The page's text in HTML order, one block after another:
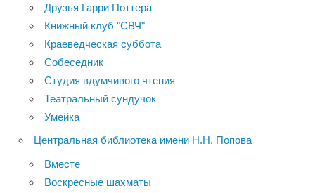
Друзья Гарри Поттера
Книжный клуб "СВЧ"
Краеведческая суббота
Собеседник
Студия вдумчивого чтения
Театральный сундучок
Умейка
Центральная библиотека имени Н.Н. Попова
Вместе
Воскресные шахматы